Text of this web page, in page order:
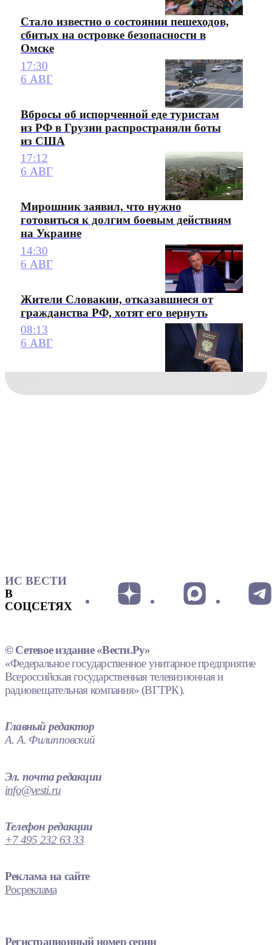
Стало известно о состоянии пешеходов,
сбитых на островке безопасности в
Омске
17:30
6 АВГ
Вбросы об испорченной еде туристам
из РФ в Грузии распространяли боты
из США
17:12
6 АВГ
Мирошник заявил, что нужно
готовиться к долгим боевым действиям
на Украине
14:30
6 АВГ
Жители Словакии, отказавшиеся от
гражданства РФ, хотят его вернуть
08:13
6 АВГ
ИС ВЕСТИ
В
СОЦСЕТЯХ
© Сетевое издание «Вести.Ру»
«Федеральное государственное унитарное предприятие
Всероссийская государственная телевизионная и
радиовещательная компания» (ВГТРК).
Главный редактор
А. А. Филипповский
Эл. почта редакции
info@vesti.ru
Телефон редакции
+7 495 232 63 33
Реклама на сайте
Росреклама
Регистрационный номер серии